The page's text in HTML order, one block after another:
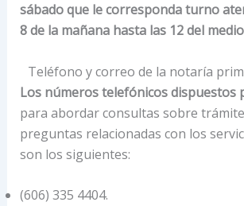
sábado que le corresponda turno
8 de la mañana hasta las 12 del
Teléfono y correo de la notaría
Los números telefónicos dispuestos
para abordar consultas sobre
preguntas relacionadas con los
son los siguientes:
(606) 335 4404.